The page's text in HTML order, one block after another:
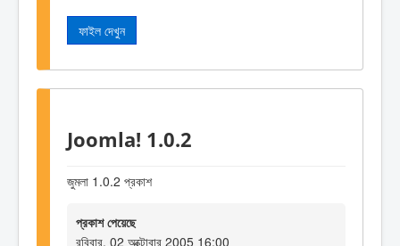
ফাইল দেখুন
Joomla! 1.0.2
জুমলা 1.0.2 প্রকাশ
প্রকাশ পেয়েছে
রবিবার, 02 অক্টোবার 2005 16:00